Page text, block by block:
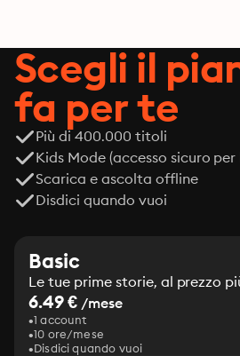
Scegli il
fa per te
Più di 400.000 titoli
Kids Mode (accesso sicuro
Scarica e ascolta offline
Disdici quando vuoi
Basic
Le tue prime storie, al prezzo
6.49 € /mese
1 account
10 ore/mese
Disdici quando vuoi